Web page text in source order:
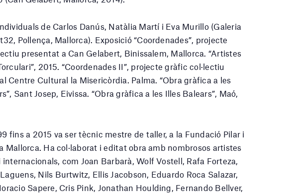
de Carlos Danús, Natàlia Martí i Eva Murillo (Galeria
Pollença, Mallorca). Exposició “Coordenades”, projecte
presentat a Can Gelabert, Binissalem, Mallorca. “Artistes
2015. “Coordenades II”, projecte gràfic col·lectiu
Centre Cultural la Misericòrdia. Palma. “Obra gràfica a les
Sant Josep, Eivissa. “Obra gràfica a les Illes Balears”, Maó,
fins a 2015 va ser tècnic mestre de taller, a la Fundació Pilar i
Mallorca. Ha col·laborat i editat obra amb nombrosos artistes
internacionals, com Joan Barbarà, Wolf Vostell, Rafa Forteza,
Nils Burtwitz, Ellis Jacobson, Eduardo Roca Salazar,
Sapere, Cris Pink, Jonathan Houlding, Fernando Bellver,